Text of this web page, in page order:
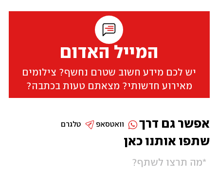
המייל האדום
יש לכם מידע חשוב שטרם נחשף? צילומים
מאירוע חדשותי? מצאתם טעות בכתבה?
שתפו אותנו כאן
אפשר גם דרך טלגרם וואטסאפ